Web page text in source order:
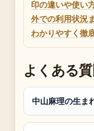
印の違いや使い
外での利用状況
わかりやすく徹
よくある
中山麻理の生ま